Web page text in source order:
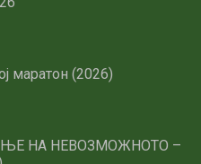
маратон (2026)
НА НЕВОЗМОЖНОТО –